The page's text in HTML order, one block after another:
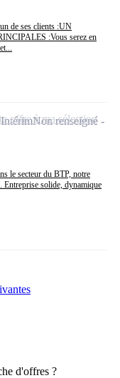
de ses clients :UN
:Vous serez en
le secteur du BTP, notre
Entreprise solide, dynamique
IntérimNon renseigné
offre à ma sélection
d'offres ?